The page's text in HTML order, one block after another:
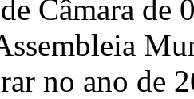
Câmara de
no ano de